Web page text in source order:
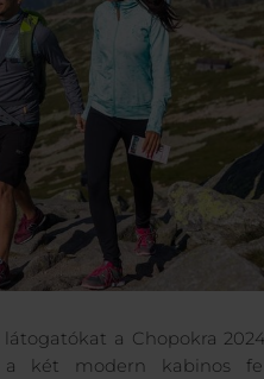
a Chopokra
a két modern kabinos